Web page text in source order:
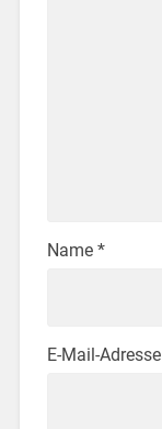
Name *
E-Mail-Adresse